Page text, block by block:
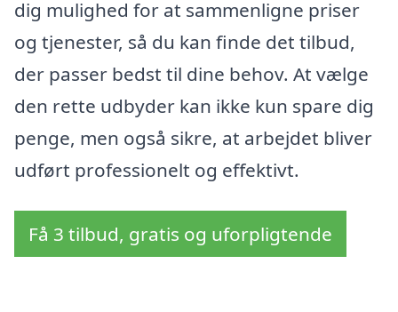
dig mulighed for at sammenligne priser
og tjenester, så du kan finde det tilbud,
der passer bedst til dine behov. At vælge
den rette udbyder kan ikke kun spare dig
penge, men også sikre, at arbejdet bliver
udført professionelt og effektivt.
Få 3 tilbud, gratis og uforpligtende